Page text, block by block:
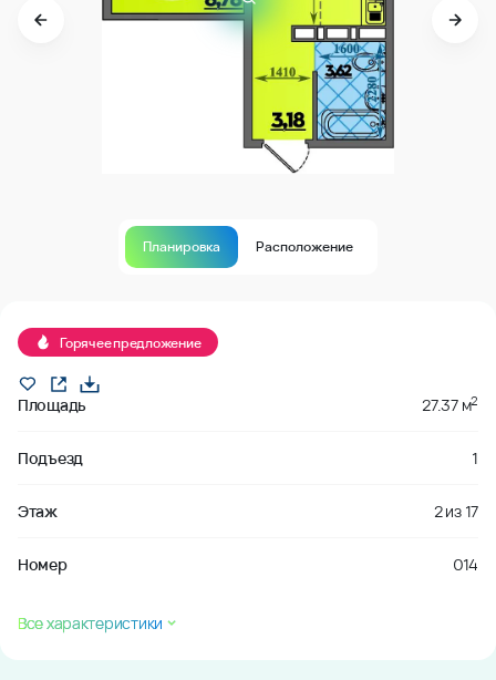
Планировка Расположение
Горячее предложение
Площадь 27.37 м2
Подъезд 1
Этаж 2из17
Номер 014
Все характеристики